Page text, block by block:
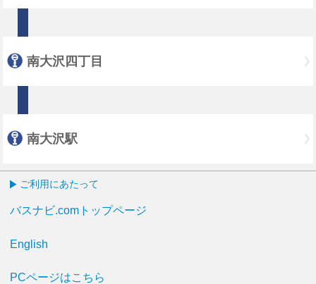
南大沢四丁目
南大沢駅
ご利用にあたって
バスナビ.comトップページ
English
PCページはこちら